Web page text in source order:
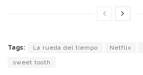
Tags: La rueda del tiempo Netflix
sweet tooth